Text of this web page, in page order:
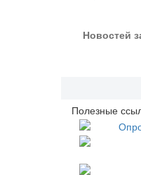
Новостей
Полезные